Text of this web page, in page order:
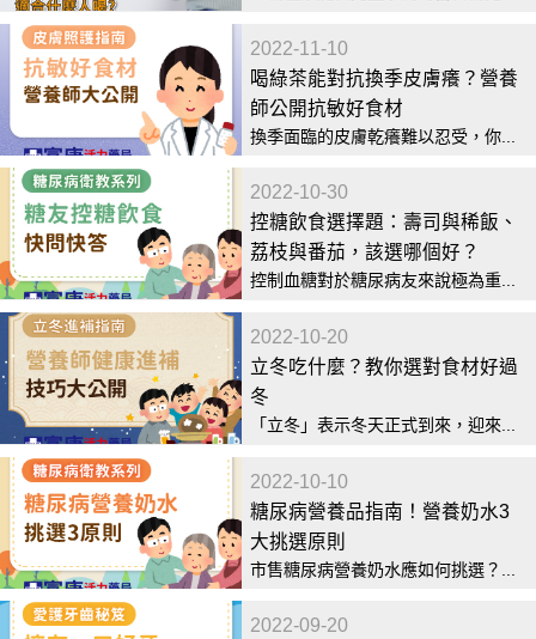
2022-11-10
喝綠茶能對抗換季皮膚癢？營養
師公開抗敏好食材
換季面臨的皮膚乾癢難以忍受，你...
2022-10-30
控糖飲食選擇題：壽司與稀飯、
荔枝與番茄，該選哪個好？
控制血糖對於糖尿病友來說極為重...
2022-10-20
立冬吃什麼？教你選對食材好過
冬
「立冬」表示冬天正式到來，迎來...
2022-10-10
糖尿病營養品指南！營養奶水3
大挑選原則
市售糖尿病營養奶水應如何挑選？...
2022-09-20